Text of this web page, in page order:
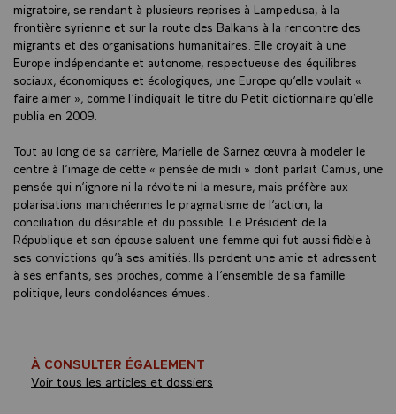
migratoire, se rendant à plusieurs reprises à Lampedusa, à la
frontière syrienne et sur la route des Balkans à la rencontre des
migrants et des organisations humanitaires. Elle croyait à une
Europe indépendante et autonome, respectueuse des équilibres
sociaux, économiques et écologiques, une Europe qu’elle voulait «
faire aimer », comme l’indiquait le titre du Petit dictionnaire qu’elle
publia en 2009.
Tout au long de sa carrière, Marielle de Sarnez œuvra à modeler le
centre à l’image de cette « pensée de midi » dont parlait Camus, une
pensée qui n’ignore ni la révolte ni la mesure, mais préfère aux
polarisations manichéennes le pragmatisme de l’action, la
conciliation du désirable et du possible. Le Président de la
République et son épouse saluent une femme qui fut aussi fidèle à
ses convictions qu’à ses amitiés. Ils perdent une amie et adressent
à ses enfants, ses proches, comme à l’ensemble de sa famille
politique, leurs condoléances émues.
À CONSULTER ÉGALEMENT
Voir tous les articles et dossiers